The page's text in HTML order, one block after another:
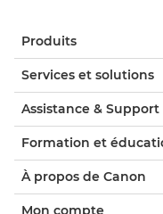
Produits
Services et solutions
Assistance & Support
Formation et
À propos de Canon
Mon compte